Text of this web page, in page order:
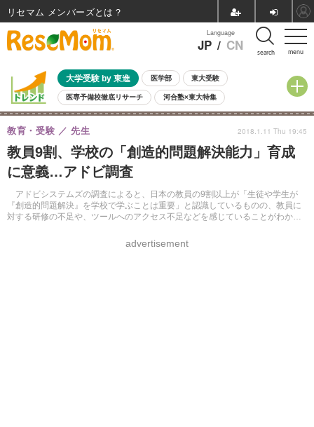
menu
Language
JP / CN search
大学受験 by 東進 医学部 東大受験
医専予備校徹底リサーチ 河合塾×東大特集
親子で考える大学選び 高校受験 中学受験 小学校受験
共通テスト 夏休み
8月開催イベント・WS 全国公立高校 過去問 人気記事
自由研究教材（小学生向け） 自由研究教材（中学生向け）
教員9割、学校の「創造的問題解決能力」育成
に意義…アドビ調査
アドビシステムズの調査によると、日本の教員の9割以上が「生徒や学生が
『創造的問題解決』を学校で学ぶことは重要」と認識しているものの、教員に
対する研修の不足や、ツールへのアクセス不足などを感じていることがわかっ
教育・受験 先生
advertisement
2018.1.11 Thu 19:45
リセマム メンバーズ